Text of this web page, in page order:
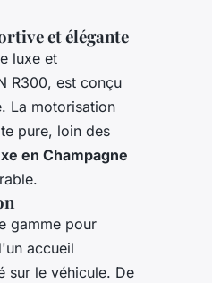
et élégante
luxe et
R300, est conçu
La motorisation
pure, loin des
en Champagne
gamme pour
accueil
sur le véhicule. De